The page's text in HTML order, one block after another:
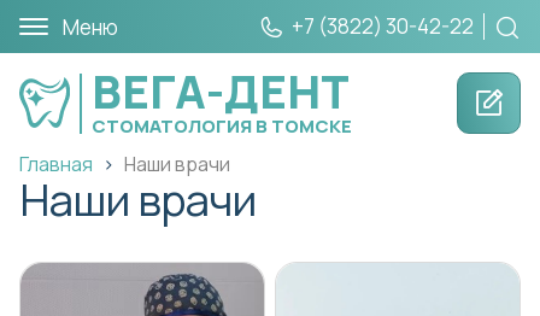
Меню +7 (3822) 30-42-22
ВЕГА-ДЕНТ
СТОМАТОЛОГИЯ В ТОМСКЕ
Главная Наши врачи
Наши врачи